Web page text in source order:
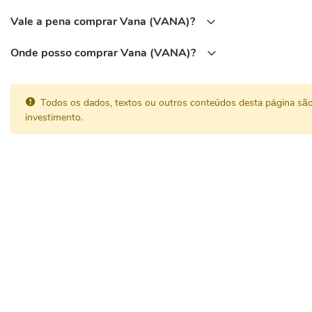
Vale a pena comprar Vana (VANA)?
Onde posso comprar Vana (VANA)?
Todos os dados, textos ou outros conteúdos desta página
investimento.